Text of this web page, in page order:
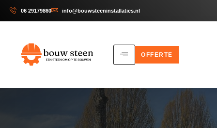
06 29179860 info@bouwsteeninstallaties.nl
OFFERTE